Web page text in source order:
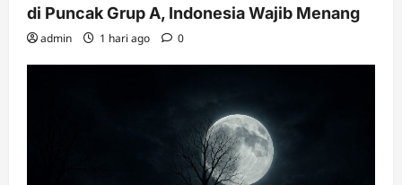
di Puncak Grup A, Indonesia Wajib Menang
admin 1 hari ago 0